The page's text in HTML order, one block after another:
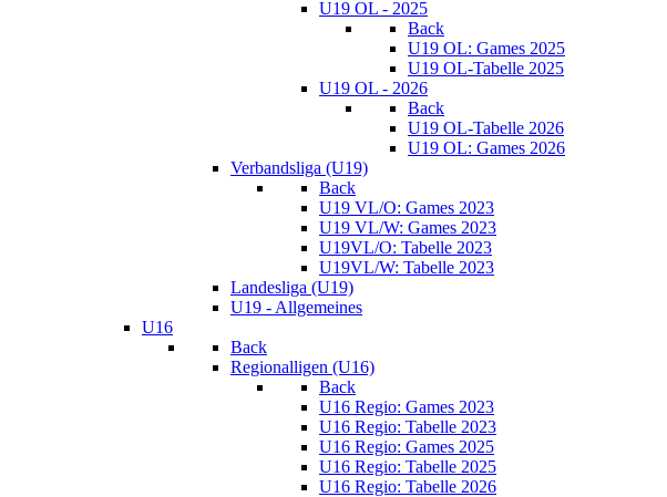
U19 OL - 2025
Back
U19 OL: Games 2025
U19 OL-Tabelle 2025
U19 OL - 2026
Back
U19 OL-Tabelle 2026
U19 OL: Games 2026
Verbandsliga (U19)
Back
U19 VL/O: Games 2023
U19 VL/W: Games 2023
U19VL/O: Tabelle 2023
U19VL/W: Tabelle 2023
Landesliga (U19)
U19 - Allgemeines
U16
Back
Regionalligen (U16)
Back
U16 Regio: Games 2023
U16 Regio: Tabelle 2023
U16 Regio: Games 2025
U16 Regio: Tabelle 2025
U16 Regio: Tabelle 2026